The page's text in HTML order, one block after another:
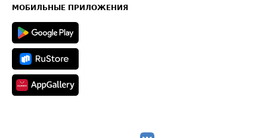
Техническая информация
МОБИЛЬНЫЕ ПРИЛОЖЕНИЯ